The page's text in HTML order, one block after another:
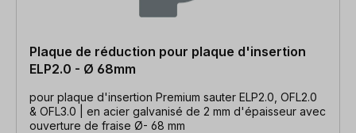
Plaque de réduction pour plaque d'insertion
ELP2.0 - Ø 68mm
pour plaque d'insertion Premium sauter ELP2.0, OFL2.0
& OFL3.0 | en acier galvanisé de 2 mm d'épaisseur avec
ouverture de fraise Ø- 68 mm